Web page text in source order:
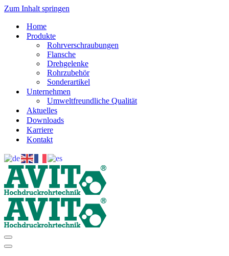
Zum Inhalt springen
Home
Produkte
Rohrverschraubungen
Flansche
Drehgelenke
Rohrzubehör
Sonderartikel
Unternehmen
Umweltfreundliche Qualität
Aktuelles
Downloads
Karriere
Kontakt
Navigations-
Menü
Navigations-